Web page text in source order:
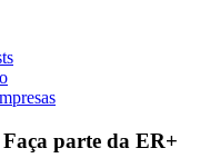
parte da ER+